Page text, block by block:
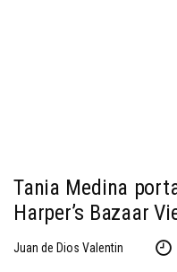
Tania Medina
Harper’s Bazaar
Juan de Dios Valentin